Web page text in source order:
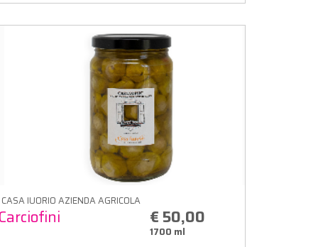
CASA IUORIO AZIENDA AGRICOLA
Carciofini € 50,00
1700 ml